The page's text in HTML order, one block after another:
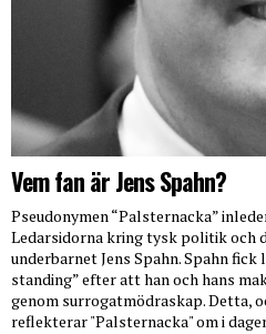
Vem fan är Jens Spahn?
Pseudonymen “Palsternacka”
Ledarsidorna kring tysk politik och
underbarnet Jens Spahn. Spahn
standing” efter att han och hans
genom surrogatmödraskap. Detta,
reflekterar "Palsternacka" om i